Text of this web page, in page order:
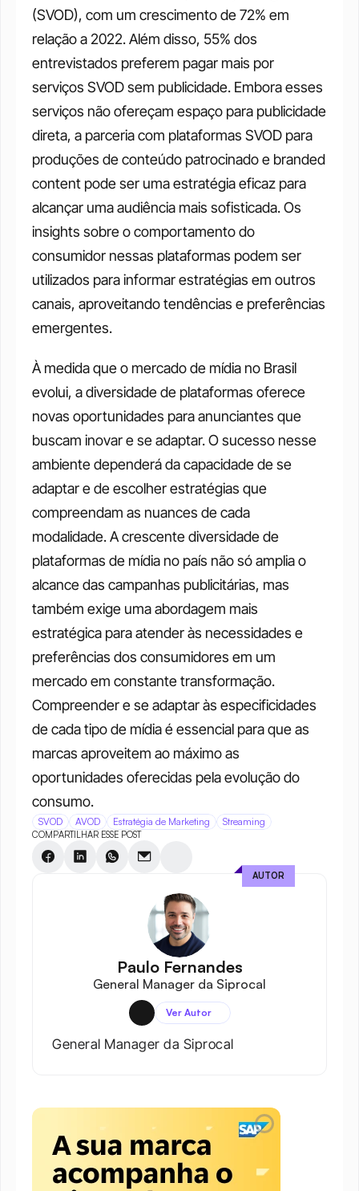
(SVOD), com um crescimento de 72% em
relação a 2022. Além disso, 55% dos
entrevistados preferem pagar mais por
serviços SVOD sem publicidade. Embora esses
serviços não ofereçam espaço para publicidade
direta, a parceria com plataformas SVOD para
produções de conteúdo patrocinado e branded
content pode ser uma estratégia eficaz para
alcançar uma audiência mais sofisticada. Os
insights sobre o comportamento do
consumidor nessas plataformas podem ser
utilizados para informar estratégias em outros
canais, aproveitando tendências e preferências
emergentes.
À medida que o mercado de mídia no Brasil
evolui, a diversidade de plataformas oferece
novas oportunidades para anunciantes que
buscam inovar e se adaptar. O sucesso nesse
ambiente dependerá da capacidade de se
adaptar e de escolher estratégias que
compreendam as nuances de cada
modalidade. A crescente diversidade de
plataformas de mídia no país não só amplia o
alcance das campanhas publicitárias, mas
também exige uma abordagem mais
estratégica para atender às necessidades e
preferências dos consumidores em um
mercado em constante transformação.
Compreender e se adaptar às especificidades
de cada tipo de mídia é essencial para que as
marcas aproveitem ao máximo as
oportunidades oferecidas pela evolução do
consumo.
SVOD AVOD Estratégia de Marketing Streaming
COMPARTILHAR ESSE POST
Paulo Fernandes
General Manager da Siprocal
Ver Autor
General Manager da Siprocal
AUTOR